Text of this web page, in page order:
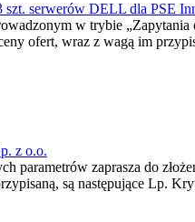
serwerów DELL dla PSE
w trybie
ofert, wraz z wagą im
z o.o.
parametrów zaprasza do
są następujące Lp.